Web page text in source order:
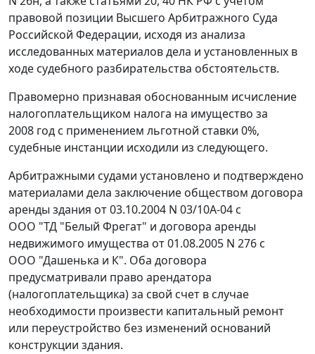
правовой позиции Высшего Арбитражного Суда
Российской Федерации, исходя из анализа
исследованных материалов дела и установленных в
ходе судебного разбирательства обстоятельств.
Правомерно признавая обоснованным исчисление
налогоплательщиком налога на имущество за
2008 год с применением льготной ставки 0%,
судебные инстанции исходили из следующего.
Арбитражными судами установлено и подтверждено
материалами дела заключение обществом договора
аренды здания от 03.10.2004 N 03/10А-04 с
ООО "ТД "Белый Фрегат" и договора аренды
недвижимого имущества от 01.08.2005 N 276 с
ООО "Дашенька и К". Оба договора
предусматривали право арендатора
(налогоплательщика) за свой счет в случае
необходимости произвести капитальный ремонт
или переустройство без изменений оснований
конструкции здания.